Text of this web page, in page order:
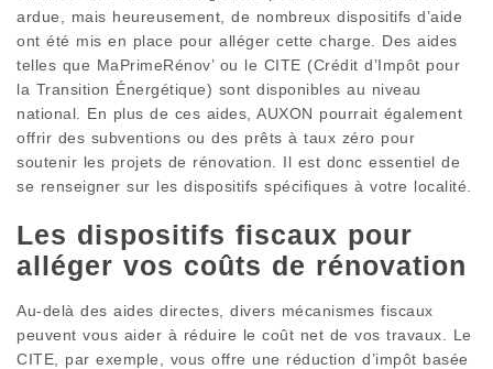
ardue, mais heureusement, de nombreux dispositifs d’aide
ont été mis en place pour alléger cette charge. Des aides
telles que MaPrimeRénov’ ou le CITE (Crédit d’Impôt pour
la Transition Énergétique) sont disponibles au niveau
national. En plus de ces aides, AUXON pourrait également
offrir des subventions ou des prêts à taux zéro pour
soutenir les projets de rénovation. Il est donc essentiel de
se renseigner sur les dispositifs spécifiques à votre localité.
Les dispositifs fiscaux pour
alléger vos coûts de rénovation
Au-delà des aides directes, divers mécanismes fiscaux
peuvent vous aider à réduire le coût net de vos travaux. Le
CITE, par exemple, vous offre une réduction d’impôt basée